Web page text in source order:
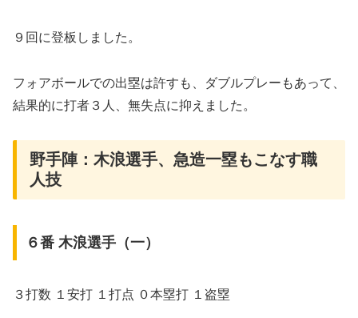
９回に登板しました。
フォアボールでの出塁は許すも、ダブルプレーもあって、
結果的に打者３人、無失点に抑えました。
野手陣：木浪選手、急造一塁もこなす職
人技
６番 木浪選手（一）
３打数 １安打 １打点 ０本塁打 １盗塁